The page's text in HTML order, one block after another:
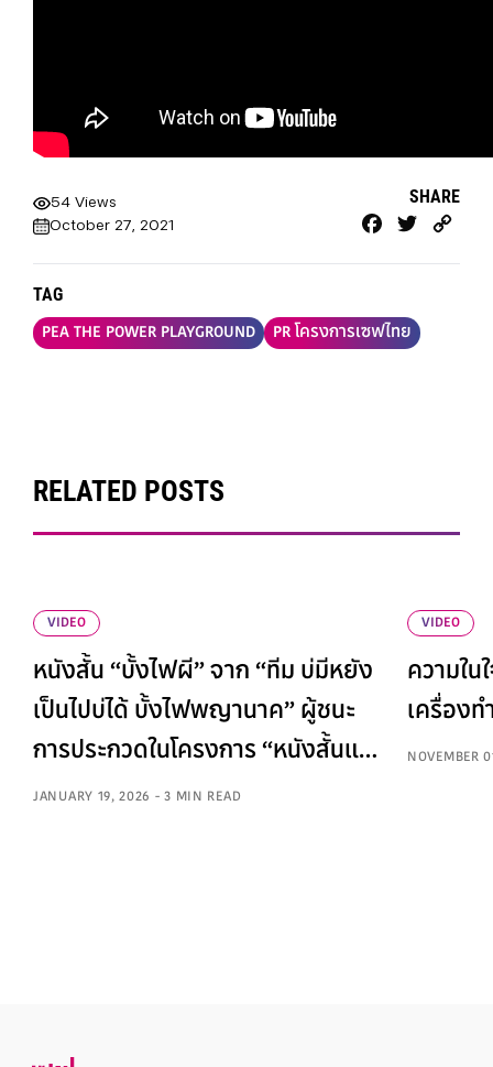
54 Views
October 27, 2021
SHARE
Facebook
Twitter
TAG
PEA THE POWER PLAYGROUND PR โครงการเซฟไทย
RELATED POSTS
VIDEO
หนังสั้น “บั้งไฟผี” จาก “ทีม บ่มีหยัง
เป็นไปบ่ได้ บั้งไฟพญานาค” ผู้ชนะ
การประกวดในโครงการ “หนังสั้นแต่
เซฟยาว”
JANUARY 19, 2026 - 3 MIN READ
VIDEO
ความใน
เครื่องท
NOVEMBER